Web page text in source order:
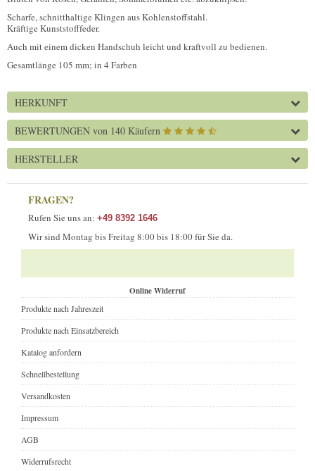
Scharfe, schnitthaltige Klingen aus Kohlenstoffstahl.
Kräftige Kunststofffeder.
Auch mit einem dicken Handschuh leicht und kraftvoll zu bedienen.
Gesamtlänge 105 mm; in 4 Farben
HERKUNFT
BEWERTUNGEN von 140 Käufern
HERSTELLER
FRAGEN?
Rufen Sie uns an: +49 8392 1646
Wir sind Montag bis Freitag 8:00 bis 18:00 für Sie da.
Online Widerruf
Produkte nach Jahreszeit
Produkte nach Einsatzbereich
Katalog anfordern
Schnellbestellung
Versandkosten
Impressum
AGB
Widerrufsrecht